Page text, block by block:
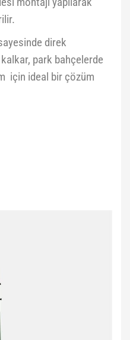
direk
park bahçelerde
için ideal bir çözüm